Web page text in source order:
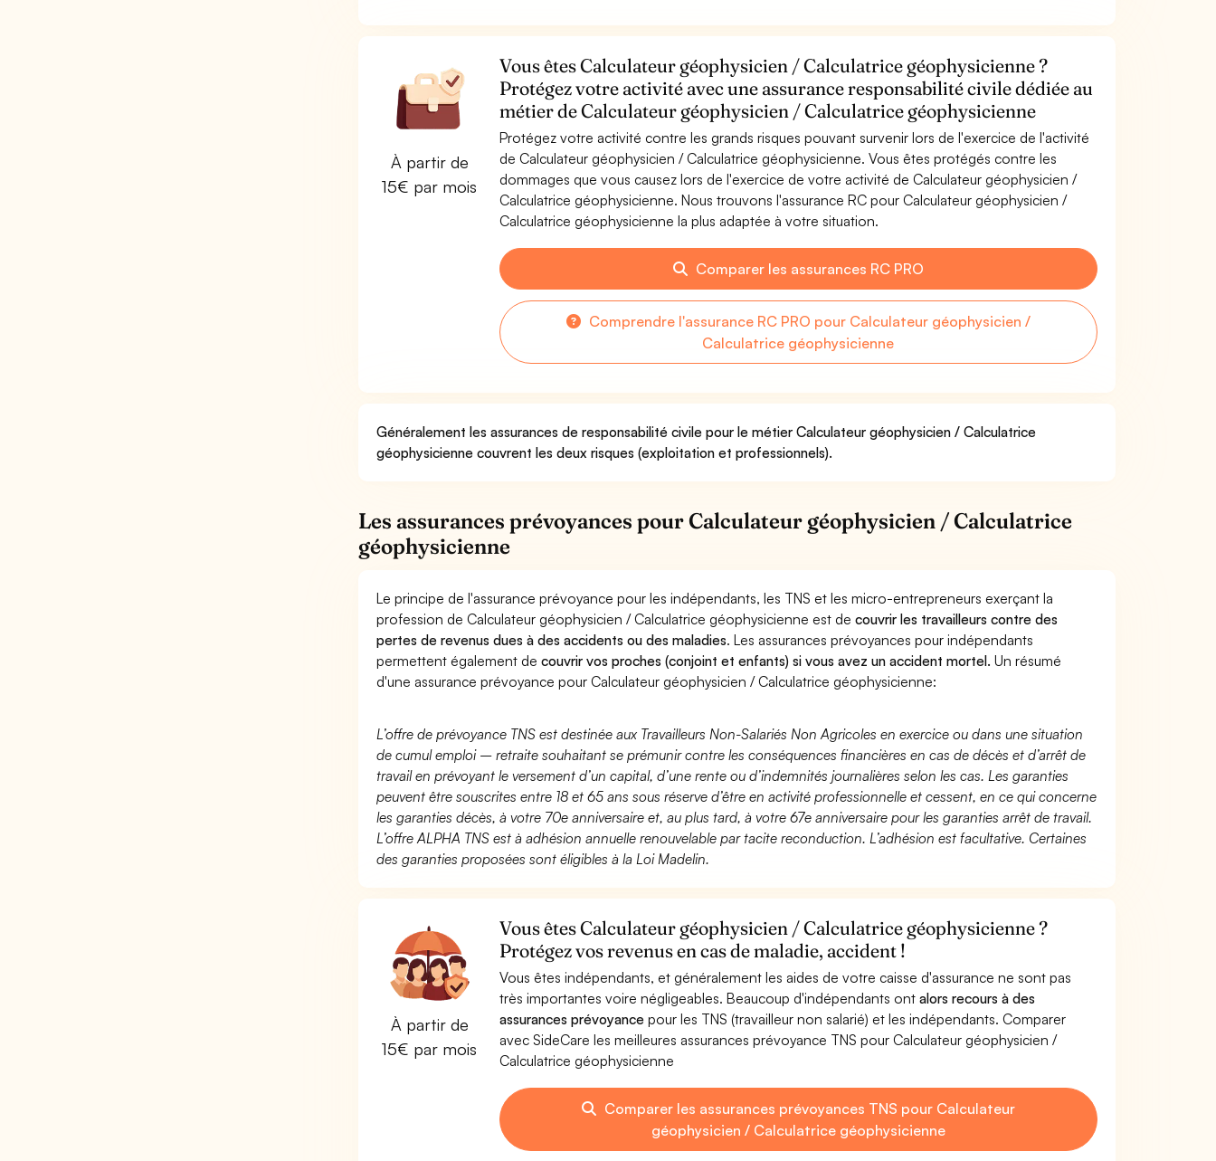
À partir de
15€ par mois
Vous êtes Calculateur géophysicien / Calculatrice géophysicienne ?
Protégez votre activité avec une assurance responsabilité civile dédiée au
métier de Calculateur géophysicien / Calculatrice géophysicienne
Protégez votre activité contre les grands risques pouvant survenir lors de l'exercice de l'activité
de Calculateur géophysicien / Calculatrice géophysicienne. Vous êtes protégés contre les
dommages que vous causez lors de l'exercice de votre activité de Calculateur géophysicien /
Calculatrice géophysicienne. Nous trouvons l'assurance RC pour Calculateur géophysicien /
Calculatrice géophysicienne la plus adaptée à votre situation.
Comparer les assurances RC PRO
Comprendre l'assurance RC PRO pour Calculateur géophysicien /
Calculatrice géophysicienne
Généralement les assurances de responsabilité civile pour le métier Calculateur géophysicien / Calculatrice
géophysicienne couvrent les deux risques (exploitation et professionnels).
Les assurances prévoyances pour Calculateur géophysicien / Calculatrice
géophysicienne
Le principe de l'assurance prévoyance pour les indépendants, les TNS et les micro-entrepreneurs exerçant la
profession de Calculateur géophysicien / Calculatrice géophysicienne est decouvrir les travailleurs contre des
pertes de revenus dues à des accidents ou des maladies. Les assurances prévoyances pour indépendants
permettent également decouvrir vos proches (conjoint et enfants) si vous avez un accident mortel. Un résumé
d'une assurance prévoyance pour Calculateur géophysicien / Calculatrice géophysicienne:
L’offre de prévoyance TNS est destinée aux Travailleurs Non-Salariés Non Agricoles en exercice ou dans une situation
de cumul emploi – retraite souhaitant se prémunir contre les conséquences financières en cas de décès et d’arrêt de
travail en prévoyant le versement d’un capital, d’une rente ou d’indemnités journalières selon les cas. Les garanties
peuvent être souscrites entre 18 et 65 ans sous réserve d’être en activité professionnelle et cessent, en ce qui concerne
les garanties décès, à votre 70e anniversaire et, au plus tard, à votre 67e anniversaire pour les garanties arrêt de travail.
L’offre ALPHA TNS est à adhésion annuelle renouvelable par tacite reconduction. L’adhésion est facultative. Certaines
des garanties proposées sont éligibles à la Loi Madelin.
À partir de
15€ par mois
Vous êtes Calculateur géophysicien / Calculatrice géophysicienne ?
Protégez vos revenus en cas de maladie, accident !
Vous êtes indépendants, et généralement les aides de votre caisse d'assurance ne sont pas
très importantes voire négligeables. Beaucoup d'indépendants ont alors recours à des
assurances prévoyancepour les TNS (travailleur non salarié) et les indépendants. Comparer
avec SideCare les meilleures assurances prévoyance TNS pour Calculateur géophysicien /
Calculatrice géophysicienne
Comparer les assurances prévoyances TNS pour Calculateur
géophysicien / Calculatrice géophysicienne